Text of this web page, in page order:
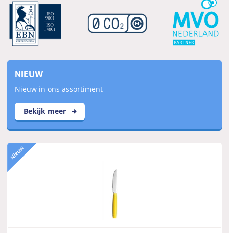
NIEUW
Nieuw in ons assortiment
Bekijk meer